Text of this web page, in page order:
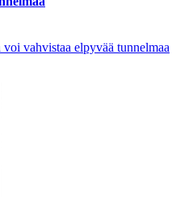
vahvistaa elpyvää tunnelmaa